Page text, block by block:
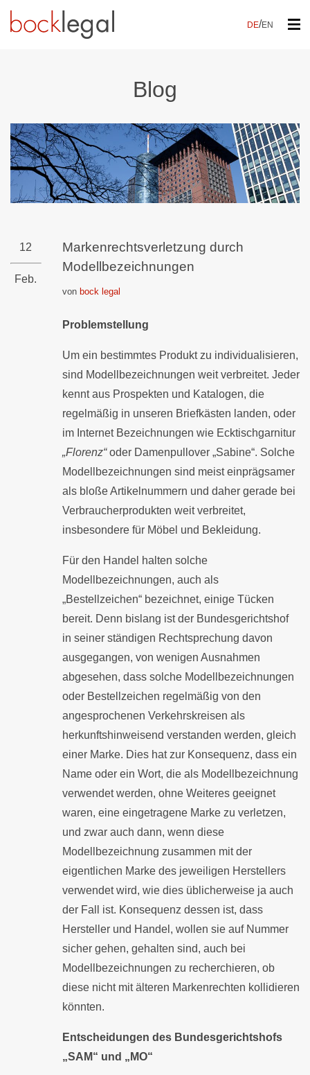
DE/EN
Blog
12
Feb.
Markenrechtsverletzung durch
Modellbezeichnungen
von bock legal
Problemstellung
Um ein bestimmtes Produkt zu individualisieren,
sind Modellbezeichnungen weit verbreitet. Jeder
kennt aus Prospekten und Katalogen, die
regelmäßig in unseren Briefkästen landen, oder
im Internet Bezeichnungen wie Ecktischgarnitur
„Florenz“oder Damenpullover „Sabine“. Solche
Modellbezeichnungen sind meist einprägsamer
als bloße Artikelnummern und daher gerade bei
Verbraucherprodukten weit verbreitet,
insbesondere für Möbel und Bekleidung.
Für den Handel halten solche
Modellbezeichnungen, auch als
„Bestellzeichen“ bezeichnet, einige Tücken
bereit. Denn bislang ist der Bundesgerichtshof
in seiner ständigen Rechtsprechung davon
ausgegangen, von wenigen Ausnahmen
abgesehen, dass solche Modellbezeichnungen
oder Bestellzeichen regelmäßig von den
angesprochenen Verkehrskreisen als
herkunftshinweisend verstanden werden, gleich
einer Marke. Dies hat zur Konsequenz, dass ein
Name oder ein Wort, die als Modellbezeichnung
verwendet werden, ohne Weiteres geeignet
waren, eine eingetragene Marke zu verletzen,
und zwar auch dann, wenn diese
Modellbezeichnung zusammen mit der
eigentlichen Marke des jeweiligen Herstellers
verwendet wird, wie dies üblicherweise ja auch
der Fall ist. Konsequenz dessen ist, dass
Hersteller und Handel, wollen sie auf Nummer
sicher gehen, gehalten sind, auch bei
Modellbezeichnungen zu recherchieren, ob
diese nicht mit älteren Markenrechten kollidieren
könnten.
Entscheidungen des Bundesgerichtshofs
„SAM“ und „MO“